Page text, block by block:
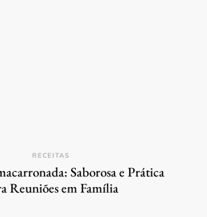
RECEITAS
Saborosa e Prática
Reuniões em Família